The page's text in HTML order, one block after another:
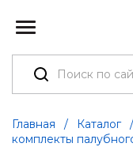
Главная / Каталог /
комплекты